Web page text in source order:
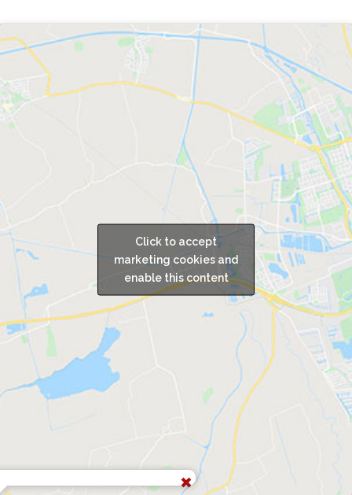
Click to accept
marketing cookies and
enable this content